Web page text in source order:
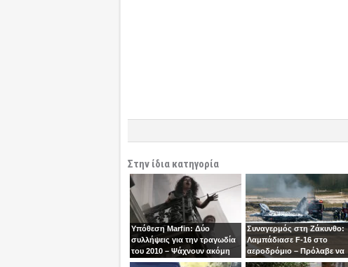
Στην ίδια κατηγορία
Υπόθεση Marfin: Δύο
συλλήψεις για την τραγωδία
του 2010 – Ψάχνουν ακόμη
μία γυναίκα
Συναγερμός στη Ζάκυνθο:
Λαμπάδιασε F-16 στο
αεροδρόμιο – Πρόλαβε να
βγει την τελευταία στιγμή ο